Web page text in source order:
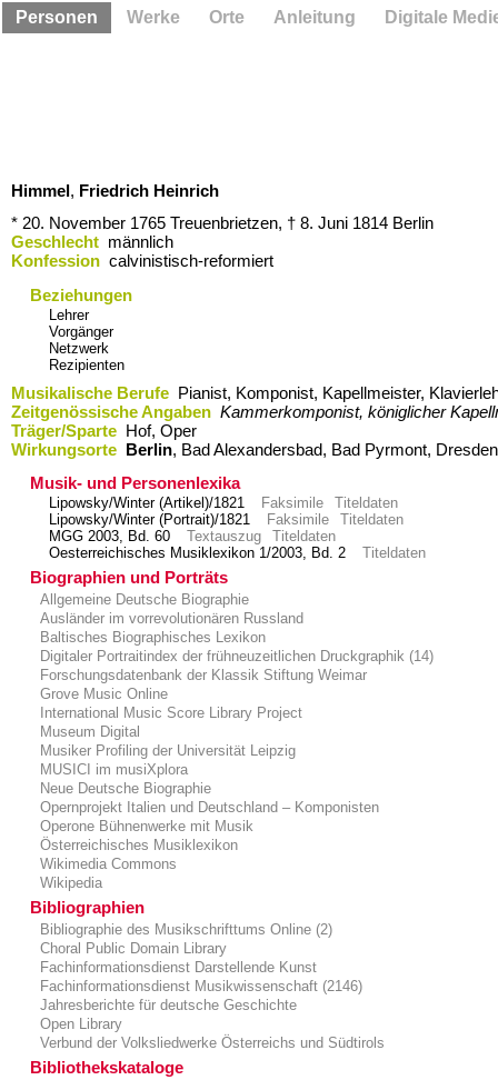
Himmel, Friedrich Heinrich
* 20. November 1765 Treuenbrietzen, † 8. Juni 1814 Berlin
Geschlecht männlich
Konfession calvinistisch-reformiert
Beziehungen
Lehrer
Vorgänger
Netzwerk
Rezipienten
Musikalische Berufe Pianist, Komponist, Kapellmeister,
Zeitgenössische Angaben Kammerkomponist, königlicher
Träger/Sparte Hof, Oper
Wirkungsorte Berlin,​ Bad Alexandersbad,​ Bad Pyrmont,​
Musik- und Personenlexika
Lipowsky/Winter (Artikel)/1821 Faksimile
Titeldaten
Lipowsky/Winter (Portrait)/1821
Faksimile
Titeldaten
MGG 2003, Bd. 60
Textauszug
Titeldaten
Oesterreichisches Musiklexikon 1/2003, Bd. 2
Titeldaten
Biographien und Porträts
Allgemeine Deutsche Biographie
Ausländer im vorrevolutionären Russland
Baltisches Biographisches Lexikon
Digitaler Portraitindex der frühneuzeitlichen Druckgraphik (14)
Forschungsdatenbank der Klassik Stiftung Weimar
Grove Music Online
International Music Score Library Project
Museum Digital
Musiker Profiling der Universität Leipzig
MUSICI im musiXplora
Neue Deutsche Biographie
Opernprojekt Italien und Deutschland – Komponisten
Operone Bühnenwerke mit Musik
Österreichisches Musiklexikon
Wikimedia Commons
Wikipedia
Bibliographien
Bibliographie des Musikschrifttums Online (2)
Choral Public Domain Library
Fachinformationsdienst Darstellende Kunst
Fachinformationsdienst Musikwissenschaft (2146)
Jahresberichte für deutsche Geschichte
Open Library
Verbund der Volksliedwerke Österreichs und Südtirols
Bibliothekskataloge
Personen Werke Orte Anleitung Digitale